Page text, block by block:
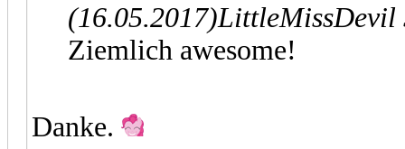
(16.05.2017)
Ziemlich awesome!
Danke.